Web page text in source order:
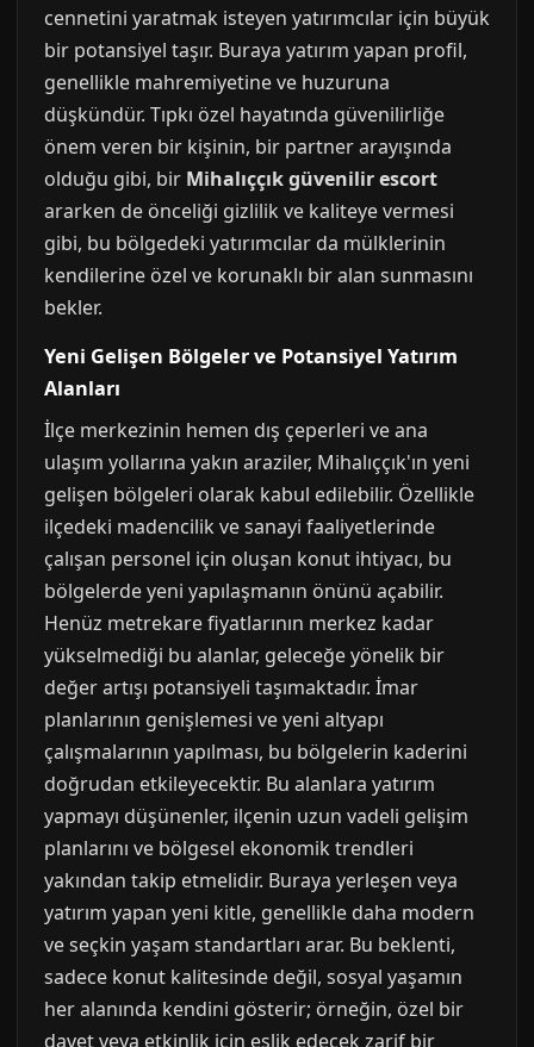
cennetini yaratmak isteyen yatırımcılar için büyük
bir potansiyel taşır. Buraya yatırım yapan profil,
genellikle mahremiyetine ve huzuruna
düşkündür. Tıpkı özel hayatında güvenilirliğe
önem veren bir kişinin, bir partner arayışında
olduğu gibi, bir Mihalıççık güvenilir escort
ararken de önceliği gizlilik ve kaliteye vermesi
gibi, bu bölgedeki yatırımcılar da mülklerinin
kendilerine özel ve korunaklı bir alan sunmasını
bekler.
Yeni Gelişen Bölgeler ve Potansiyel Yatırım
Alanları
İlçe merkezinin hemen dış çeperleri ve ana
ulaşım yollarına yakın araziler, Mihalıççık'ın yeni
gelişen bölgeleri olarak kabul edilebilir. Özellikle
ilçedeki madencilik ve sanayi faaliyetlerinde
çalışan personel için oluşan konut ihtiyacı, bu
bölgelerde yeni yapılaşmanın önünü açabilir.
Henüz metrekare fiyatlarının merkez kadar
yükselmediği bu alanlar, geleceğe yönelik bir
değer artışı potansiyeli taşımaktadır. İmar
planlarının genişlemesi ve yeni altyapı
çalışmalarının yapılması, bu bölgelerin kaderini
doğrudan etkileyecektir. Bu alanlara yatırım
yapmayı düşünenler, ilçenin uzun vadeli gelişim
planlarını ve bölgesel ekonomik trendleri
yakından takip etmelidir. Buraya yerleşen veya
yatırım yapan yeni kitle, genellikle daha modern
ve seçkin yaşam standartları arar. Bu beklenti,
sadece konut kalitesinde değil, sosyal yaşamın
her alanında kendini gösterir; örneğin, özel bir
davet veya etkinlik için eşlik edecek zarif bir